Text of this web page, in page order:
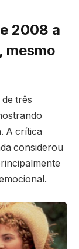
2008 a
mesmo
três
A crítica
considerou